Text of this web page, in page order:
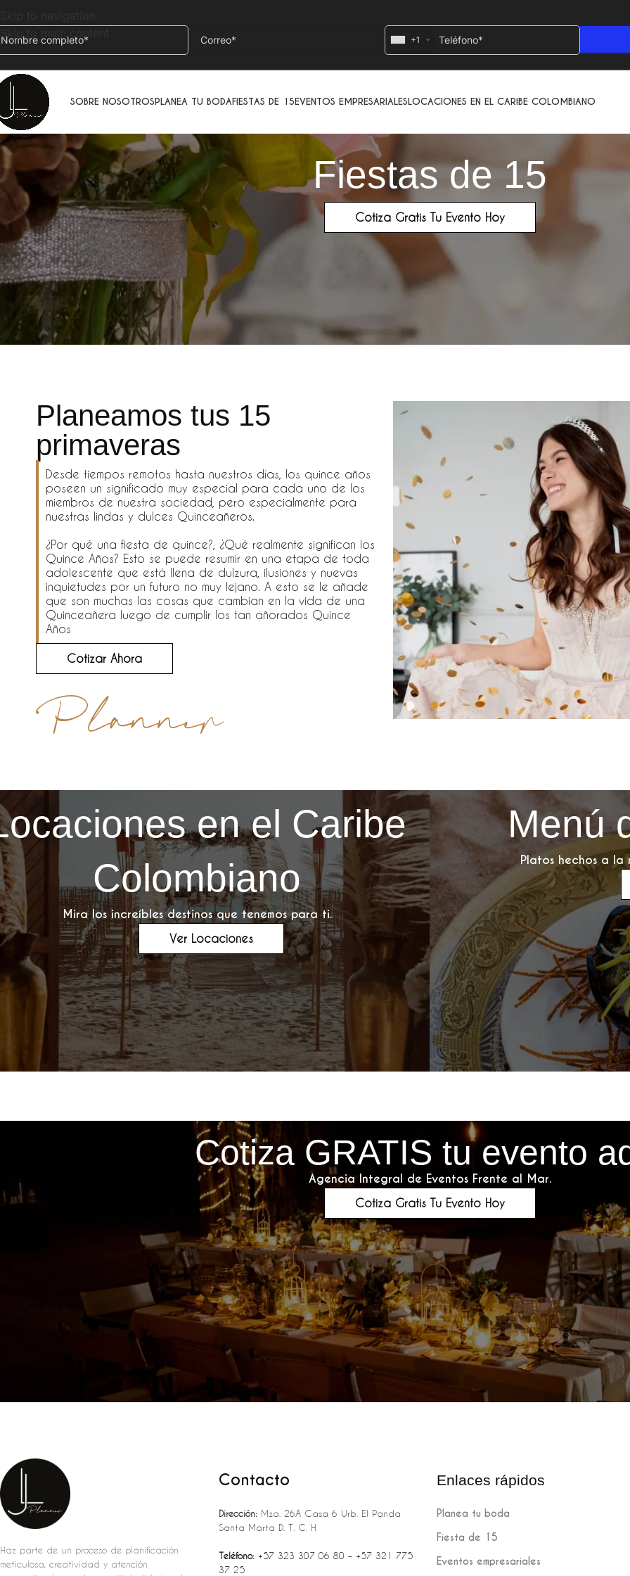
Skip to main content
+1
SOBRE NOSOTROSPLANEA TU BODAFIESTAS DE 15EVENTOS EMPRESARIALESLOCACIONES EN EL CARIBE COLOMBIANO
Fiestas de 15
Cotiza Gratis Tu Evento Hoy
Planeamos tus 15
primaveras
Desde tiempos remotos hasta nuestros días, los quince años
poseen un significado muy especial para cada uno de los
miembros de nuestra sociedad, pero especialmente para
nuestras lindas y dulces Quinceañeros.
¿Por qué una fiesta de quince?, ¿Qué realmente significan los
Quince Años? Esto se puede resumir en una etapa de toda
adolescente que está llena de dulzura, ilusiones y nuevas
inquietudes por un futuro no muy lejano. A esto se le añade
que son muchas las cosas que cambian en la vida de una
Quinceañera luego de cumplir los tan añorados Quince
Años
Cotizar Ahora
en el Caribe
Colombiano
Mira los increíbles destinos que tenemos para ti.
Ver Locaciones
Menú
Platos hechos a
Cotiza GRATIS tu evento
Agencia Integral de Eventos Frente al Mar.
Cotiza Gratis Tu Evento Hoy
Haz parte de un proceso de planificación
meticulosa, creatividad y atención
Contacto
Dirección:Mza. 26A Casa 6 Urb. El Panda
Santa Marta D. T. C. H
Teléfono:‪‪‪+57 323 307 06 80‬‬‬ – +57 321 775
37 25
Enlaces rápidos
Planea tu boda
Fiesta de 15
Eventos empresariales